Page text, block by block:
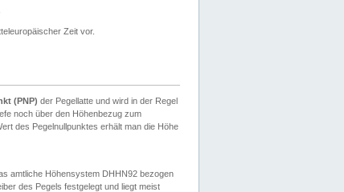
Zeit vor.
(PNP) der Pegellatte und wird in der Regel
noch über den Höhenbezug zum
des Pegelnullpunktes erhält man die Höhe
amtliche Höhensystem DHHN92 bezogen
des Pegels festgelegt und liegt meist